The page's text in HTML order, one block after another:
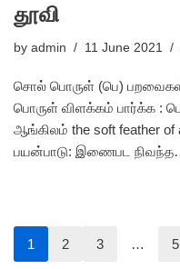
தூவி
by admin 11 June 2021
சொல் பொருள் (பெ)
பொருள் விளக்கம் பார்க்க :
ஆங்கிலம் the soft feather
பயன்பாடு: இணைபட
1 2 3 … 5